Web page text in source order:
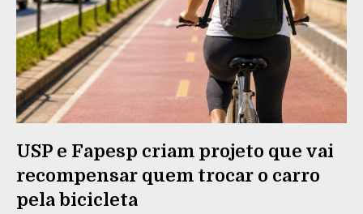
USP e Fapesp criam projeto que vai
recompensar quem trocar o carro
pela bicicleta